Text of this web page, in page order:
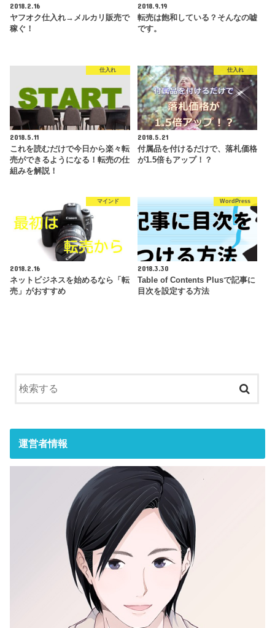
2018.2.16
ヤフオク仕入れ→メルカリ販売で
稼ぐ！
2018.9.19
転売は飽和している？そんなの嘘
です。
仕入れ
2018.5.11
これを読むだけで今日から楽々転
売ができるようになる！転売の仕
組みを解説！
仕入れ
2018.5.21
付属品を付けるだけで、落札価格
が1.5倍もアップ！？
マインド
2018.2.16
ネットビジネスを始めるなら「転
売」がおすすめ
WordPress
2018.3.30
Table of Contents Plusで記事に
目次を設定する方法
運営者情報